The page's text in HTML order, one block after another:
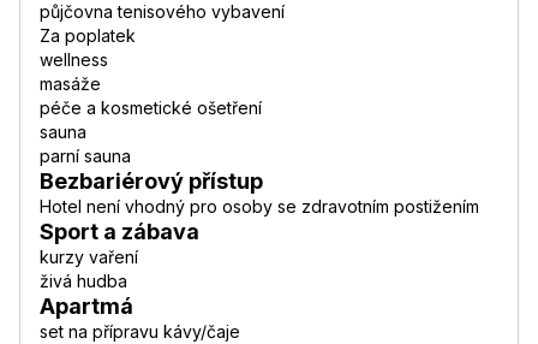
půjčovna tenisového vybavení
Za poplatek
wellness
masáže
péče a kosmetické ošetření
sauna
parní sauna
Bezbariérový přístup
Hotel není vhodný pro osoby se zdravotním postižením
Sport a zábava
kurzy vaření
živá hudba
Apartmá
set na přípravu kávy/čaje